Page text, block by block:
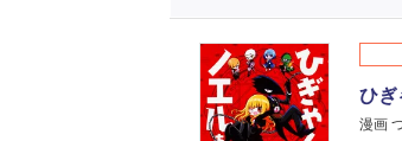
ひぎ
漫画